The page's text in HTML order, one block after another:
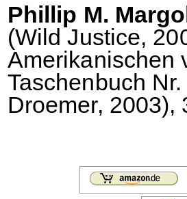
Phillip M.
(Wild Justice,
Amerikanischen
Taschenbuch
Droemer, 2003),